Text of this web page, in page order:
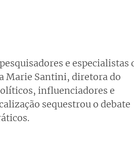
e especialistas
Marie Santini, diretora do
influenciadores e
sequestrou o debate